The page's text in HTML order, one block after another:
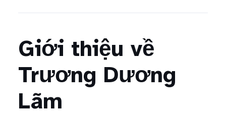
Giới thiệu về
Trương Dương
Lãm